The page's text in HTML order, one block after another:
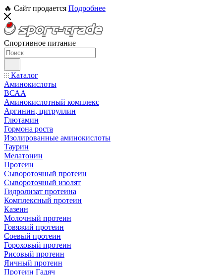
🔥 Сайт продается Подробнее
Спортивное питание
Каталог
Аминокислоты
ВСАА
Аминокислотный комплекс
Аргинин, цитруллин
Глютамин
Гормона роста
Изолированные аминокислоты
Таурин
Мелатонин
Протеин
Сывороточный протеин
Сывороточный изолят
Гидролизат протеина
Комплексный протеин
Казеин
Молочный протеин
Говяжий протеин
Соевый протеин
Гороховый протеин
Рисовый протеин
Яичный протеин
Протеин Гадяч